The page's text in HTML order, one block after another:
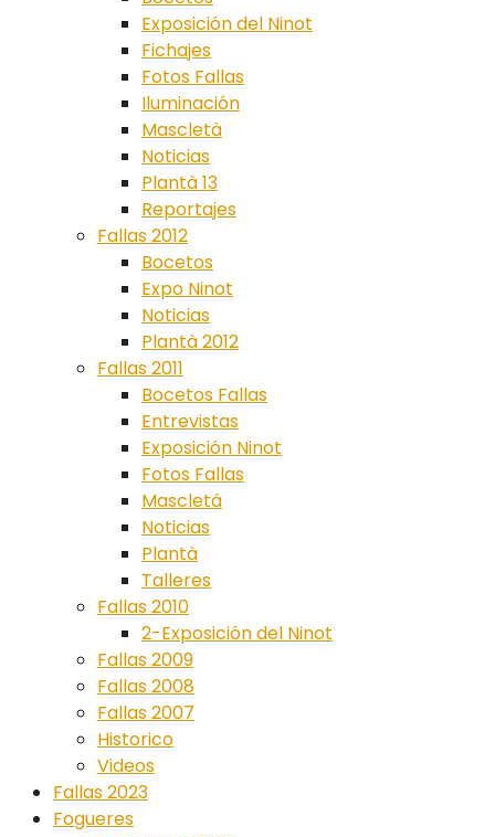
Exposición del Ninot
Fichajes
Fotos Fallas
Iluminación
Mascletà
Noticias
Plantà 13
Reportajes
Fallas 2012
Bocetos
Expo Ninot
Noticias
Plantà 2012
Fallas 2011
Bocetos Fallas
Entrevistas
Exposición Ninot
Fotos Fallas
Mascletá
Noticias
Plantà
Talleres
Fallas 2010
2-Exposición del Ninot
Fallas 2009
Fallas 2008
Fallas 2007
Historico
Videos
Fallas 2023
Fogueres